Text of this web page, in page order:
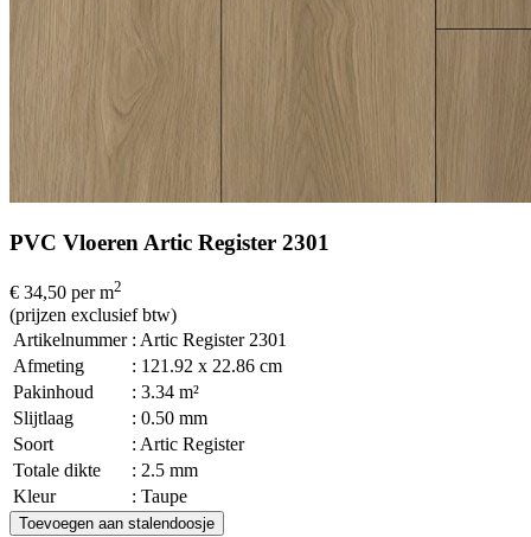
PVC Vloeren Artic Register 2301
€ 34,50 per m2
(prijzen exclusief btw)
Artikelnummer : Artic Register 2301
Afmeting
: 121.92 x 22.86 cm
Pakinhoud
: 3.34 m²
Slijtlaag
: 0.50 mm
Soort
: Artic Register
Totale dikte
: 2.5 mm
Kleur
: Taupe
Toevoegen aan stalendoosje